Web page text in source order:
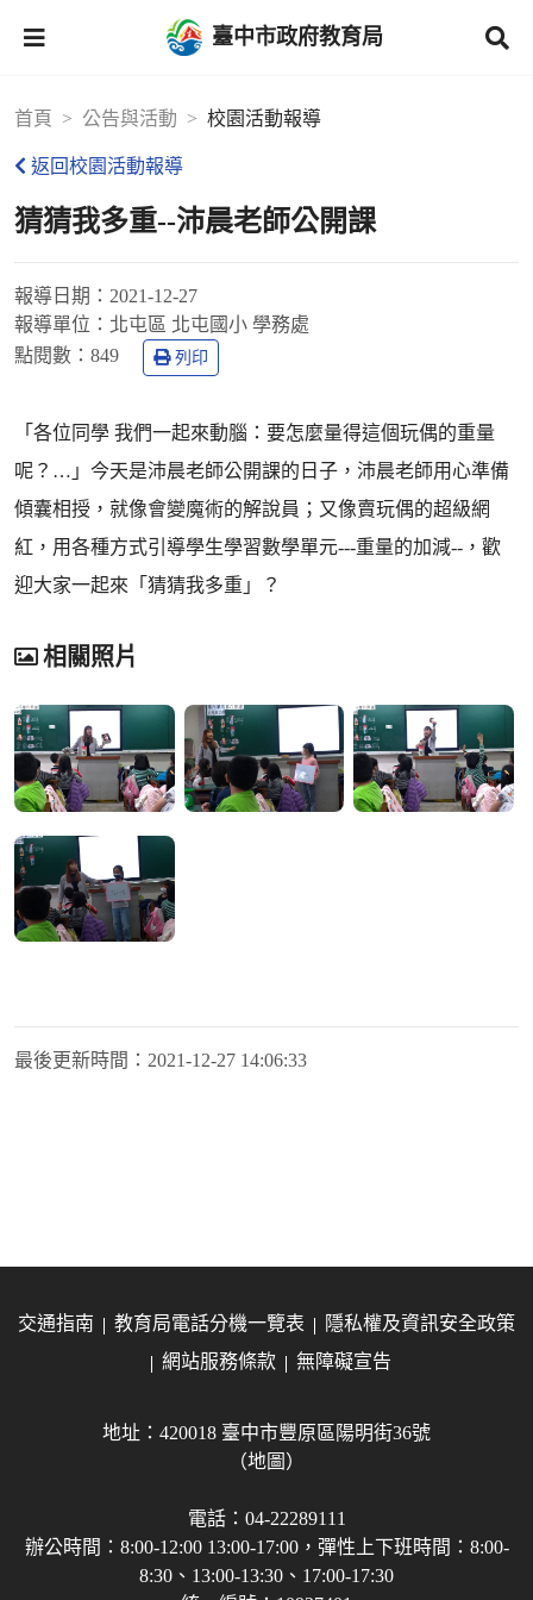
臺中市政府教育局
首頁 公告與活動 校園活動報導
返回校園活動報導
猜猜我多重--沛晨老師公開課
報導日期： 2021-12-27
報導單位： 北屯區 北屯國小 學務處
點閱數： 849 列印
「各位同學 我們一起來動腦：要怎麼量得這個玩偶的重量
呢？…」今天是沛晨老師公開課的日子，沛晨老師用心準備
傾囊相授，就像會變魔術的解說員；又像賣玩偶的超級網
紅，用各種方式引導學生學習數學單元---重量的加減--，歡
迎大家一起來「猜猜我多重」？
相關照片
最後更新時間： 2021-12-27 14:06:33
交通指南 教育局電話分機一覽表
隱私權及資訊安全政策
網站服務條款
無障礙宣告
地址：420018 臺中市豐原區陽明街36號
（地圖）
電話：04-22289111
辦公時間：8:00-12:00 13:00-17:00，彈性上下班時間：8:00-
8:30、13:00-13:30、17:00-17:30